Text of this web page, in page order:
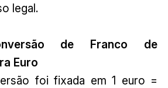
legal.
de Franco de
Euro
foi fixada em 1 euro =